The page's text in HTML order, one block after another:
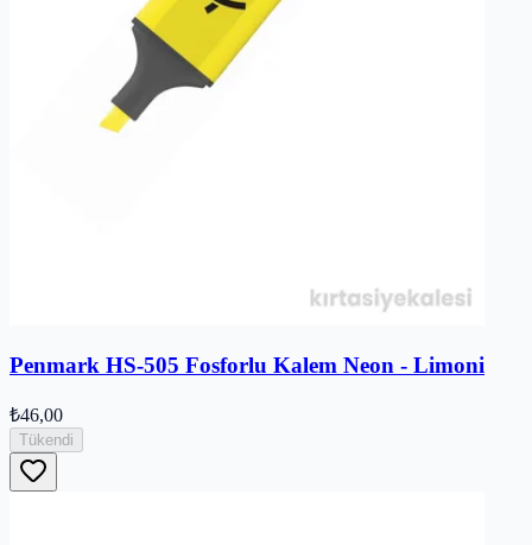
Penmark HS-505 Fosforlu Kalem Neon - Limoni
₺46,00
Tükendi